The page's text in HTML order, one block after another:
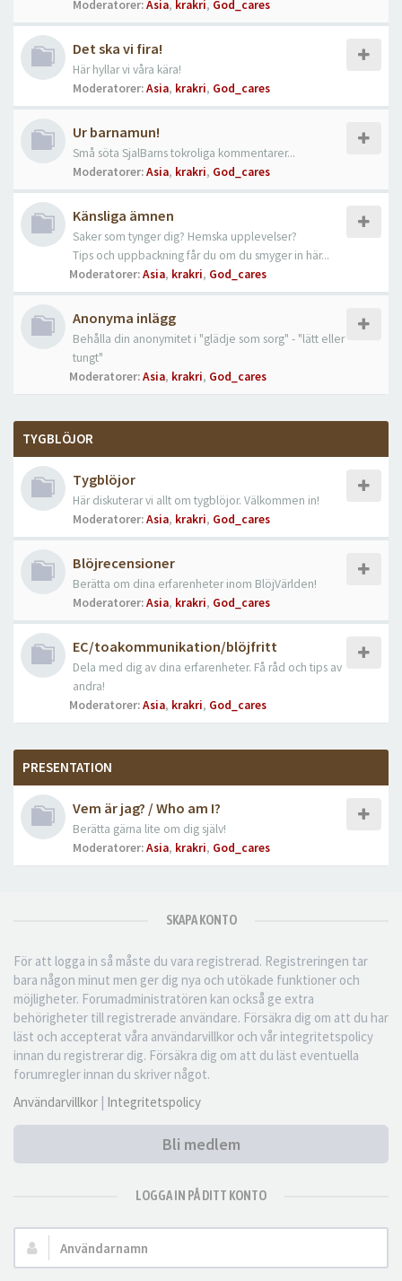
Moderatorer:Asia, krakri, God_cares
Det ska vi fira!
Här hyllar vi våra kära!
Moderatorer:Asia, krakri, God_cares
Ur barnamun!
Små söta SjalBarns tokroliga kommentarer...
Moderatorer:Asia, krakri, God_cares
Känsliga ämnen
Saker som tynger dig? Hemska upplevelser?
Tips och uppbackning får du om du smyger in här...
Moderatorer:Asia, krakri, God_cares
Anonyma inlägg
Behålla din anonymitet i "glädje som sorg" - "lätt eller
tungt"
Moderatorer:Asia, krakri, God_cares
TYGBLÖJOR
Tygblöjor
Här diskuterar vi allt om tygblöjor. Välkommen in!
Moderatorer:Asia, krakri, God_cares
Blöjrecensioner
Berätta om dina erfarenheter inom BlöjVärlden!
Moderatorer:Asia, krakri, God_cares
EC/toakommunikation/blöjfritt
Dela med dig av dina erfarenheter. Få råd och tips av
andra!
Moderatorer:Asia, krakri, God_cares
PRESENTATION
Vem är jag? / Who am I?
Berätta gärna lite om dig själv!
Moderatorer:Asia, krakri, God_cares
SKAPA KONTO
För att logga in så måste du vara registrerad. Registreringen tar
bara någon minut men ger dig nya och utökade funktioner och
möjligheter. Forumadministratören kan också ge extra
behörigheter till registrerade användare. Försäkra dig om att du har
läst och accepterat våra användarvillkor och vår integritetspolicy
innan du registrerar dig. Försäkra dig om att du läst eventuella
forumregler innan du skriver något.
Användarvillkor | Integritetspolicy
Bli medlem
LOGGA IN PÅ DITT KONTO
Användarnamn: